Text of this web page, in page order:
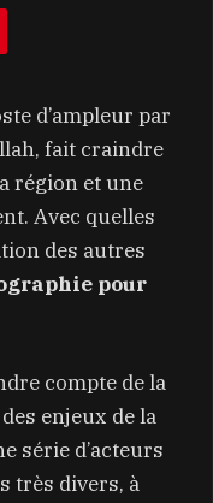
d’ampleur par
fait craindre
région et une
Avec quelles
des autres
pour
compte de la
enjeux de la
série d’acteurs
très divers, à